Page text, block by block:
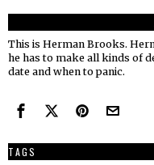
This is Herman Brooks.
he has to make all kinds of
date and when to panic.
TAGS